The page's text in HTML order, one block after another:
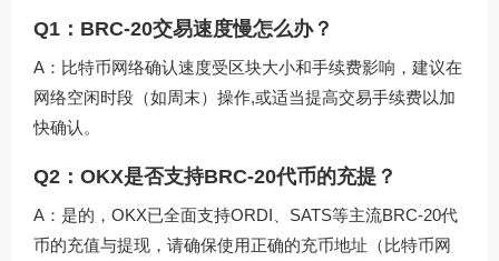
Q1：BRC-20交易速度慢怎么办？
A：比特币网络确认速度受区块大小和手续费影响，建议在
网络空闲时段（如周末）操作,或适当提高交易手续费以加
快确认。
Q2：OKX是否支持BRC-20代币的充提？
A：是的，OKX已全面支持ORDI、SATS等主流BRC-20代
币的充值与提现，请确保使用正确的充币地址（比特币网